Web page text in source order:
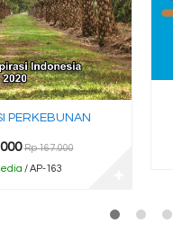
PERKEBUNAN
Rp 167.000
/ AP-163